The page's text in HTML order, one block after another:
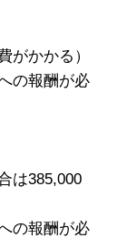
がかかる）
の報酬が必
は385,000
の報酬が必